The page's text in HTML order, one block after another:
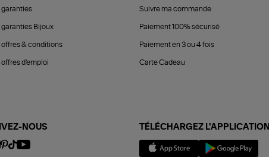
garanties
garanties Bijoux
offres & conditions
offres d'emploi
Suivre ma commande
Paiement 100% sécurisé
Paiement en 3 ou 4 fois
Carte Cadeau
NOUS TÉLÉCHARGEZ L'APPLICATION